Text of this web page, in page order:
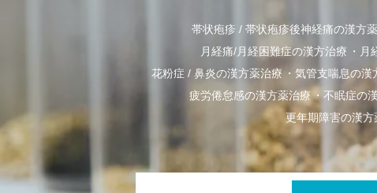
帯状疱疹 / 帯状疱疹後神経痛の漢方
月経痛/月経困難症の漢方治療
月
花粉症 / 鼻炎の漢方薬治療
気管支喘息の漢
疲労倦怠感の漢方薬治療
不眠症の
更年期障害の漢方